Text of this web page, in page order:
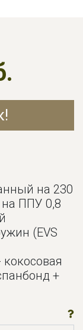
на 230
на ППУ 0,8
(EVS
+